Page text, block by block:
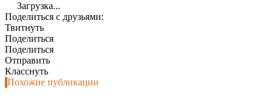
Загрузка...
Поделиться с друзьями:
Твитнуть
Поделиться
Поделиться
Отправить
Класснуть
Похожие публикации